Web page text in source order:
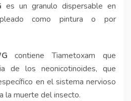
es un granulo dispersable en
como pintura o por
contiene Tiametoxam que
de los neonicotinoides, que
en el sistema nervioso
la muerte del insecto.